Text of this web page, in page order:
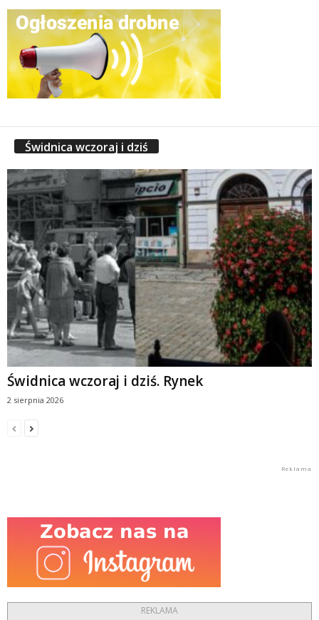
Świdnica wczoraj i dziś
Świdnica wczoraj i dziś. Rynek
2 sierpnia 2026
REKLAMA